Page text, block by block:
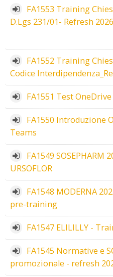
FA1553 Training
D.Lgs 231/01- Refresh 2026
FA1552 Training
Codice
FA1551 Test
FA1550 Introduzione
Teams
FA1549
URSOFLOR
FA1548 MODERNA
pre-training
FA1547 ELILILLY -
FA1545 Normative e
promozionale - refresh